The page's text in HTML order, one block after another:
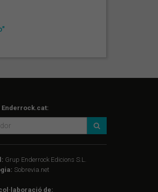
Enderrock.cat:
Grup Enderrock Edicions S.L.
Sobrevia.net
de: